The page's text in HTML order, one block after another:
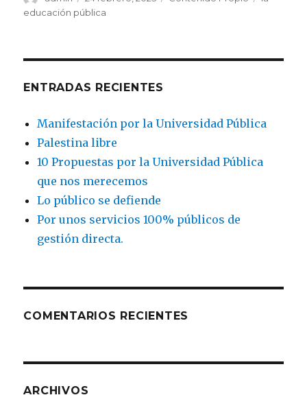
el
educación pública
ENTRADAS RECIENTES
Manifestación por la Universidad Pública
Palestina libre
10 Propuestas por la Universidad Pública
que nos merecemos
Lo público se defiende
Por unos servicios 100% públicos de
gestión directa.
COMENTARIOS RECIENTES
ARCHIVOS